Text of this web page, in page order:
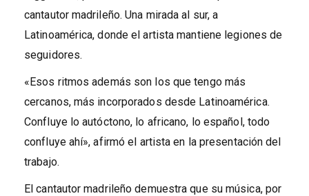
cantautor madrileño. Una mirada al sur, a
Latinoamérica, donde el artista mantiene legiones de
seguidores.
«Esos ritmos además son los que tengo más
cercanos, más incorporados desde Latinoamérica.
Confluye lo autóctono, lo africano, lo español, todo
confluye ahí», afirmó el artista en la presentación del
trabajo.
El cantautor madrileño demuestra que su música, por